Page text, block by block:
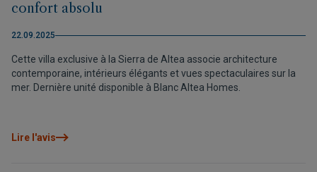
confort absolu
22.09.2025
Cette villa exclusive à la Sierra de Altea associe architecture
contemporaine, intérieurs élégants et vues spectaculaires sur la
mer. Dernière unité disponible à Blanc Altea Homes.
Lire l'avis